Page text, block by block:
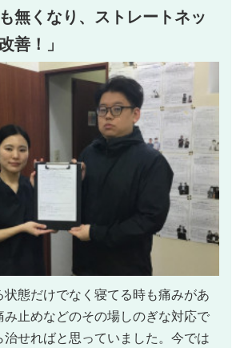
無くなり、ストレートネッ
善！」
状態だけでなく寝てる時も痛みがあ
み止めなどのその場しのぎな対応で
治せればと思っていました。今では